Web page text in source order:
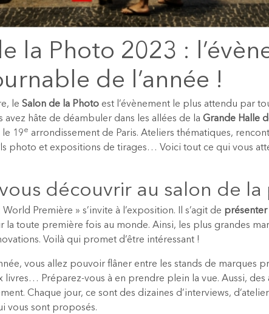
la Photo 2023 :
de l’année !
le Salon de la Photo est l’évènement le plus attendu par
avez hâte de déambuler dans les allées de la Grande Halle
le 19e arrondissement de Paris. Ateliers thématiques,
photo et expositions de tirages… Voici tout ce qui vous
vous découvrir au salon de
Première » s’invite à l’exposition. Il s’agit de
la toute première fois au monde. Ainsi, les plus grandes
Voilà qui promet d’être intéressant !
vous allez pouvoir flâner entre les stands de marques
livres… Préparez-vous à en prendre plein la vue. Aussi, des
Chaque jour, ce sont des dizaines d’interviews,
vous sont proposés.